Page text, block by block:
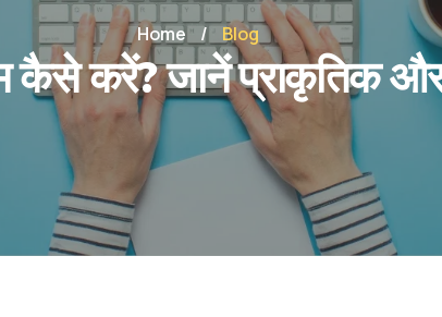
Home / Blog
करें? जानें प्राकृतिक और